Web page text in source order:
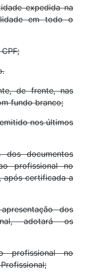
expedida na
em todo o
de frente, nas
fundo branco;
nos últimos
dos documentos
profissional no
após certificada a
dos
adotará os
no